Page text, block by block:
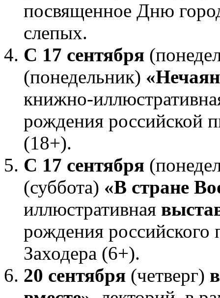
посвященное Дню
слепых.
С 17 сентября
(понедельник)
книжно-
рождения российской
(18+).
С 17 сентября
(суббота) «В стране
иллюстративная
рождения российского
Заходера (6+).
20 сентября (четверг)